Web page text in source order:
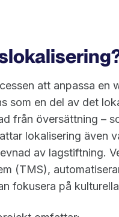
att anpassa en
som en del av det
från översättning –
lokalisering även
av lagstiftning.
(TMS),
fokusera på